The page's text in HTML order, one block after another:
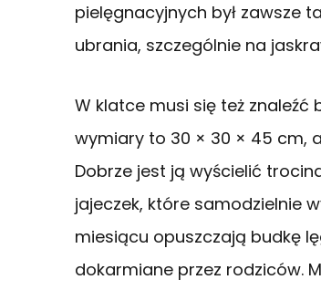
pielęgnacyjnych był zawsze
ubrania, szczególnie na
W klatce musi się też znaleźć
wymiary to 30 × 30 × 45 cm,
Dobrze jest ją wyścielić
jajeczek, które samodzielnie
miesiącu opuszczają budkę
dokarmiane przez rodziców.